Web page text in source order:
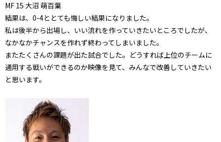
MF 15 大沼 萌百葉
結果は、0-4ととても悔しい結果になりました。
私は後半から出場し、いい流れを作っていきたいところでしたが、
なかなかチャンスを作れず終わってしまいました。
またたくさんの課題が出た試合でした。 どうすれば上位のチームに
通用する戦いができるのか映像を見て、 みんなで改善していきたい
と思います。